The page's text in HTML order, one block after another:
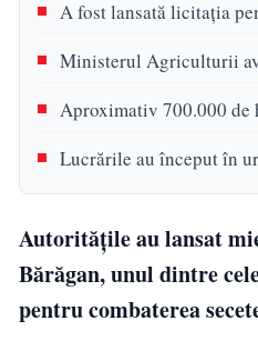
A fost lansată licitația
Ministerul Agriculturii
Aproximativ 700.000 de
Lucrările au început în
Autoritățile au lansat
Bărăgan, unul dintre
pentru combaterea